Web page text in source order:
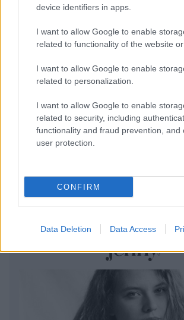
device identifiers in apps.
I want to allow Google to enable
related to functionality of the website or
I want to allow Google to enable
related to personalization.
I want to allow Google to enable
related to security, including
functionality and fraud prevention, and
user protection.
CONFIRM
Data Deletion Data Access
Εξοικονομώ – Επιχειρώ: Παράταση
Νοεμβρίου
Μετά τα καθαρά οικόπεδα, ας
«καθαρά χωράφια»